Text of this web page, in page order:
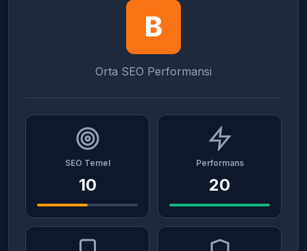
B
Orta SEO Performansi
SEO Temel
10
Performans
20